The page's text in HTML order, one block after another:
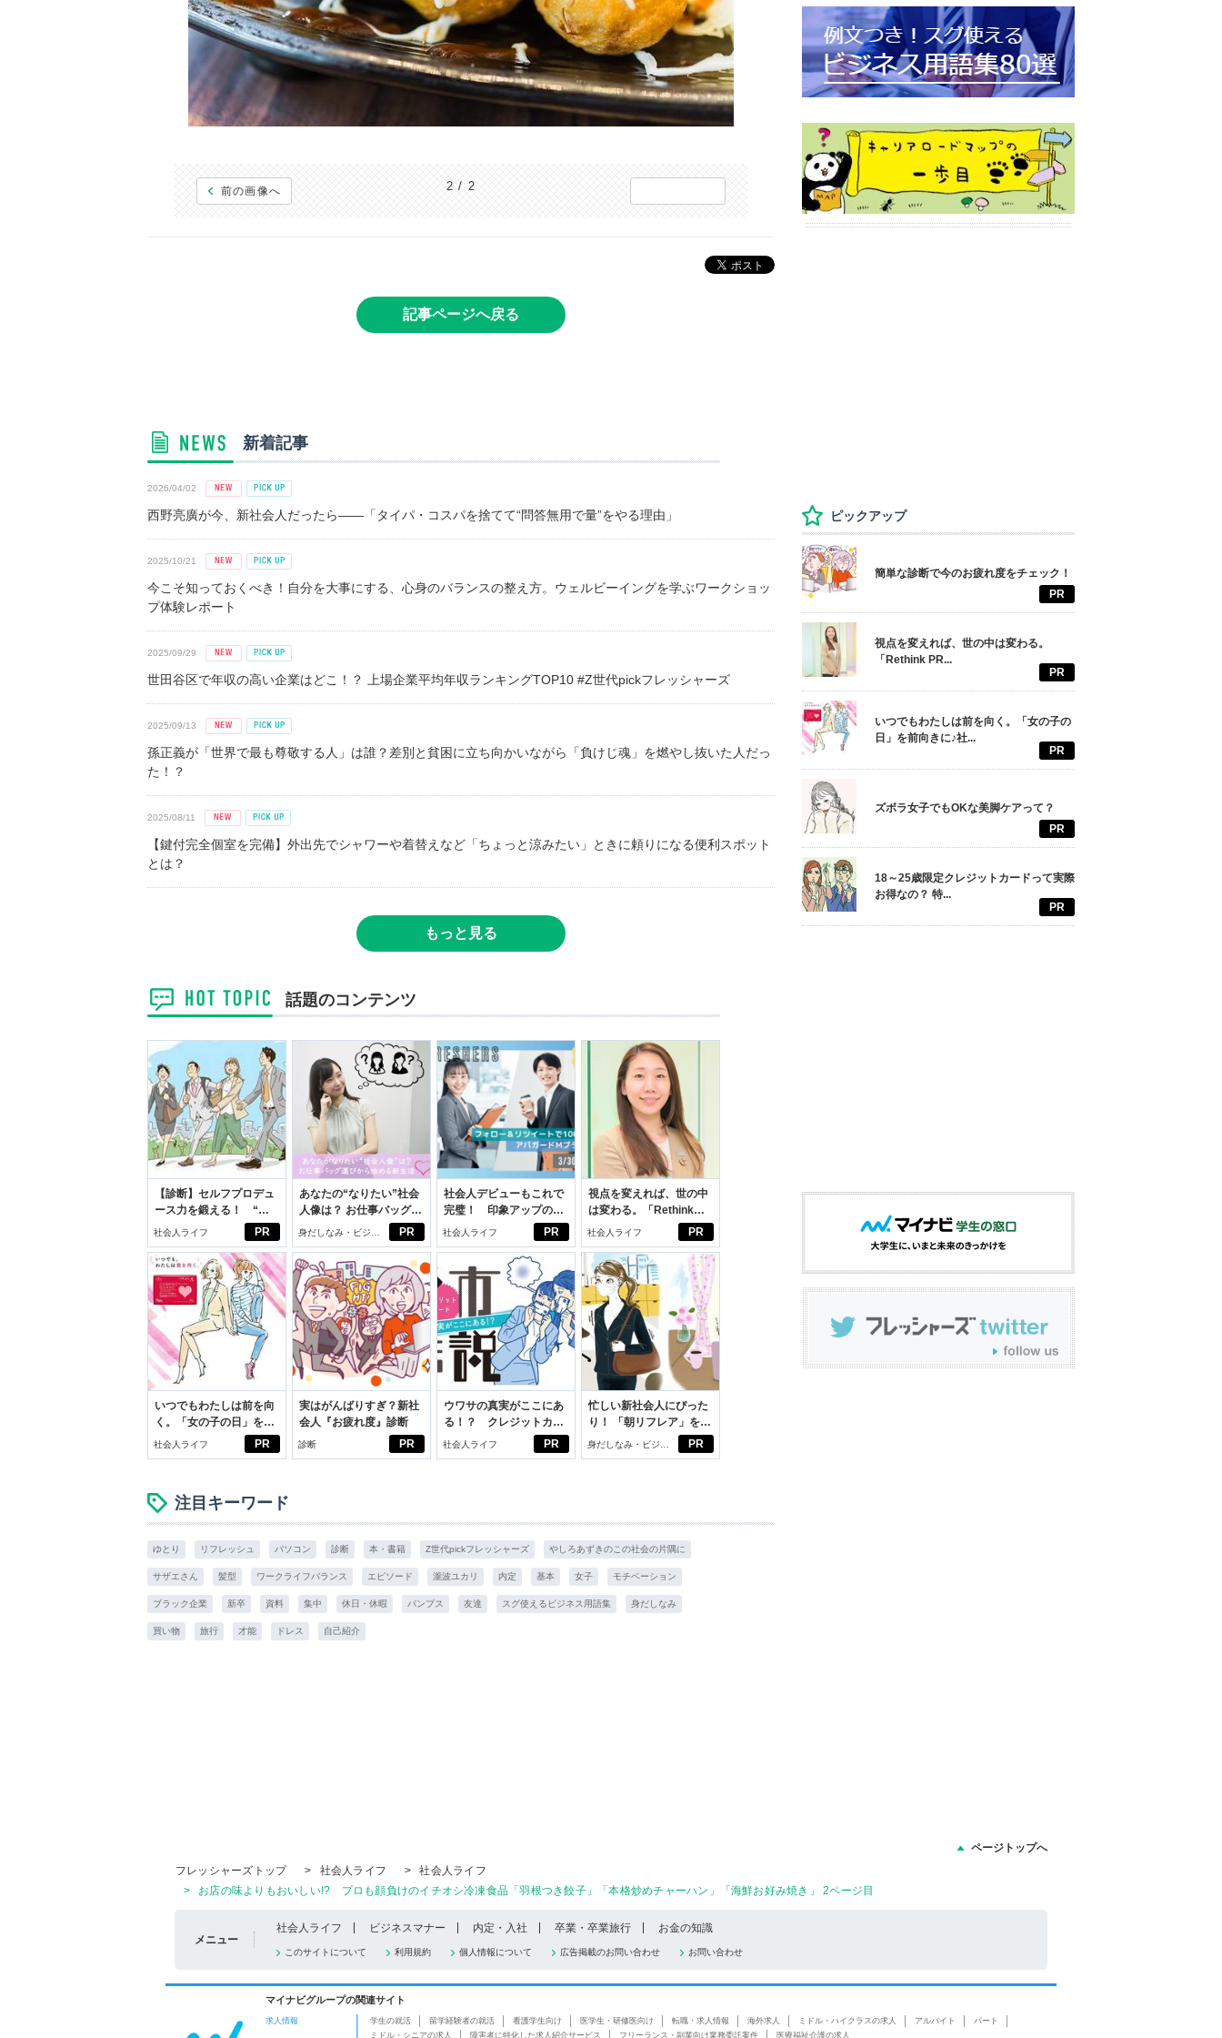
前の画像へ 2 / 2
記事ページへ戻る
新着記事
2026/04/02
西野亮廣が今、新社会人だったら――「タイパ・コスパを捨てて“問答無用で量”をやる理由」
2025/10/21
今こそ知っておくべき！自分を大事にする、心身のバランスの整え方。ウェルビーイングを学ぶワークショッ
プ体験レポート
2025/09/29
世田谷区で年収の高い企業はどこ！？ 上場企業平均年収ランキングTOP10 #Z世代pickフレッシャーズ
2025/09/13
孫正義が「世界で最も尊敬する人」は誰？差別と貧困に立ち向かいながら「負けじ魂」を燃やし抜いた人だっ
た！？
2025/08/11
【鍵付完全個室を完備】外出先でシャワーや着替えなど「ちょっと涼みたい」ときに頼りになる便利スポット
とは？
もっと見る
話題のコンテンツ
PR
【診断】セルフプロデュ
ース力を鍛える！ “ジ
ブン観”診断
社会人ライフ PR
あなたの“なりたい”社会
人像は？ お仕事バッグ選
びから始める新生活
身だしなみ・ビジネ
スアイテム
PR
社会人デビューもこれで
完璧！ 印象アップのセ
ルフプロデュース術
社会人ライフ PR
視点を変えれば、世の中
は変わる。「Rethink
PROJECT」がつたえた
社会人ライフ
PR
いつでもわたしは前を向
く。「女の子の日」を前
向きに♪社会人エリ・大
社会人ライフ PR
実はがんばりすぎ？新社
会人『お疲れ度』診断
診断 PR
ウワサの真実がここにあ
る！？ クレジットカー
ドの都市伝説
社会人ライフ PR
忙しい新社会人にぴった
り！ 「朝リフレア」をは
じめよう。しっかりニオ
イケアして24時間快適。
身だしなみ・ビジネ
スアイテム
注目キーワード
ゆとり リフレッシュ パソコン 診断 本・書籍 Z世代pickフレッシャーズ やしろあずきのこの社会の片隅に
サザエさん 髪型 ワークライフバランス エピソード 瀧波ユカリ 内定 基本 女子 モチベーション
ブラック企業 新卒 資料 集中 休日・休暇 パンプス 友達 スグ使えるビジネス用語集 身だしなみ
買い物 旅行 才能 ドレス 自己紹介
ピックアップ
簡単な診断で今のお疲れ度をチェック！
PR
視点を変えれば、世の中は変わる。
「Rethink PR...
PR
いつでもわたしは前を向く。「女の子の
日」を前向きに♪社...
PR
ズボラ女子でもOKな美脚ケアって？
PR
18～25歳限定クレジットカードって実際
お得なの？ 特...
PR
ページトップへ
フレッシャーズトップ
> 社会人ライフ >
社会人ライフ
>
お店の味よりもおいしい!? プロも顔負けのイチオシ冷凍食品「羽根つき餃子」「本格炒めチャーハン」「海鮮お好み焼き」 2ページ目
メニュー
社会人ライフ ビジネスマナー 内定・入社 卒業・卒業旅行 お金の知識
このサイトについて 利用規約 個人情報について 広告掲載のお問い合わせ お問い合わせ
マイナビグループの関連サイト
求人情報 学生の就活 留学経験者の就活 看護学生向け 医学生・研修医向け 転職・求人情報 海外求人 ミドル・ハイクラスの求人 アルバイト
パート
ミドル・シニアの求人
障害者に特化した求人紹介サービス フリーランス・副業向け業務委託案件 医療福祉介護の求人